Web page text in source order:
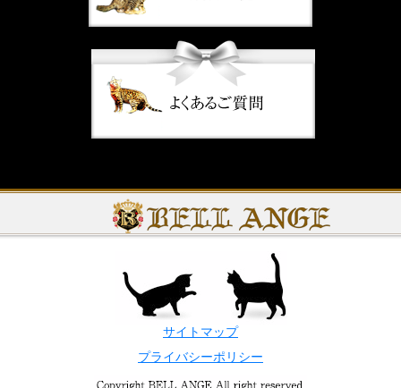
サイトマップ
プライバシーポリシー